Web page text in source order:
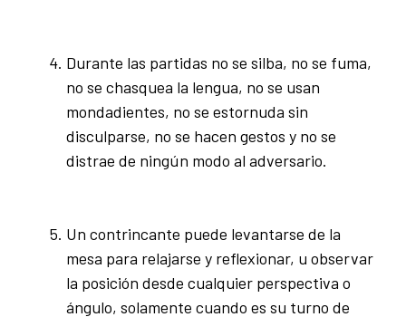
Durante las partidas no se silba, no se fuma,
no se chasquea la lengua, no se usan
mondadientes, no se estornuda sin
disculparse, no se hacen gestos y no se
distrae de ningún modo al adversario.
Un contrincante puede levantarse de la
mesa para relajarse y reflexionar, u observar
la posición desde cualquier perspectiva o
ángulo, solamente cuando es su turno de